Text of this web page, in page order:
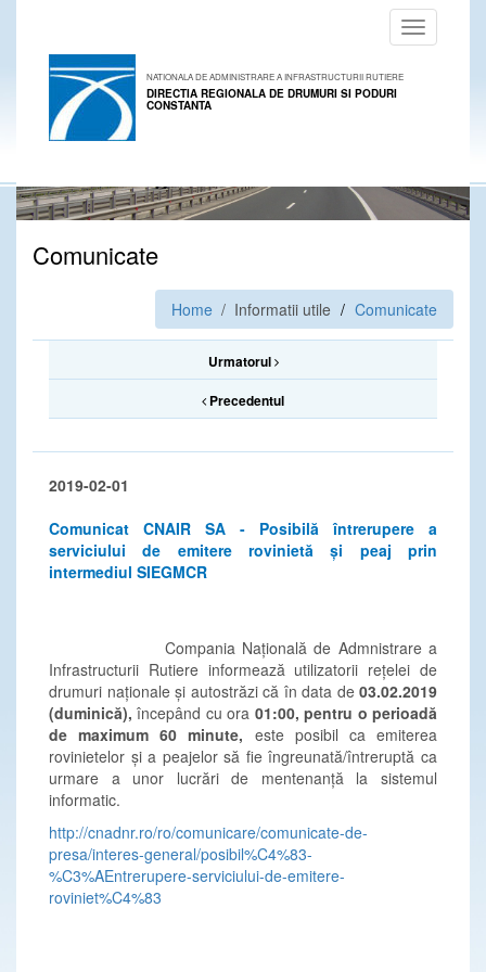
Toggle
navigation
NATIONALA DE ADMINISTRARE A INFRASTRUCTURII RUTIERE
DIRECTIA REGIONALA DE DRUMURI SI PODURI
CONSTANTA
Comunicate
Home / Informatii utile Comunicate
Urmatorul
Precedentul
2019-02-01
Comunicat CNAIR SA - Posibilă întrerupere a
serviciului de emitere rovinietă și peaj prin
intermediul SIEGMCR
Compania Națională de Admnistrare a
Infrastructurii Rutiere informează utilizatorii rețelei de
drumuri naționale și autostrăzi că în data de 03.02.2019
(duminică),începând cu ora 01:00,pentru o perioadă
de maximum 60 minute, este posibil ca emiterea
rovinietelor și a peajelor să fie îngreunată/întreruptă ca
urmare a unor lucrări de mentenanță la sistemul
informatic.
http://cnadnr.ro/ro/comunicare/comunicate-de-
presa/interes-general/posibil%C4%83-
%C3%AEntrerupere-serviciului-de-emitere-
roviniet%C4%83